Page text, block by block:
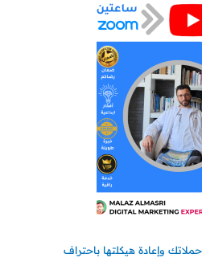
وإعادة هيكلتها باحتراف